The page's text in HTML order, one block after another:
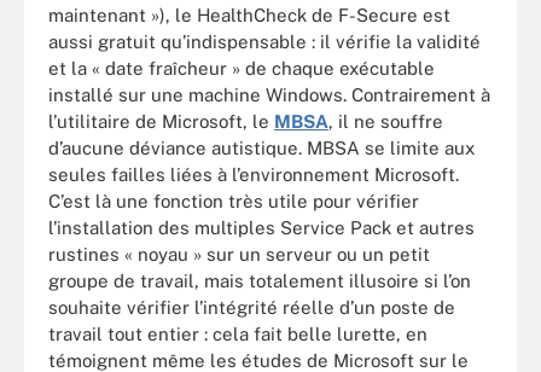
maintenant »), le HealthCheck de F-Secure est
aussi gratuit qu’indispensable : il vérifie la validité
et la « date fraîcheur » de chaque exécutable
installé sur une machine Windows. Contrairement à
l’utilitaire de Microsoft, le MBSA, il ne souffre
d’aucune déviance autistique. MBSA se limite aux
seules failles liées à l’environnement Microsoft.
C’est là une fonction très utile pour vérifier
l’installation des multiples Service Pack et autres
rustines « noyau » sur un serveur ou un petit
groupe de travail, mais totalement illusoire si l’on
souhaite vérifier l’intégrité réelle d’un poste de
travail tout entier : cela fait belle lurette, en
témoignent même les études de Microsoft sur le